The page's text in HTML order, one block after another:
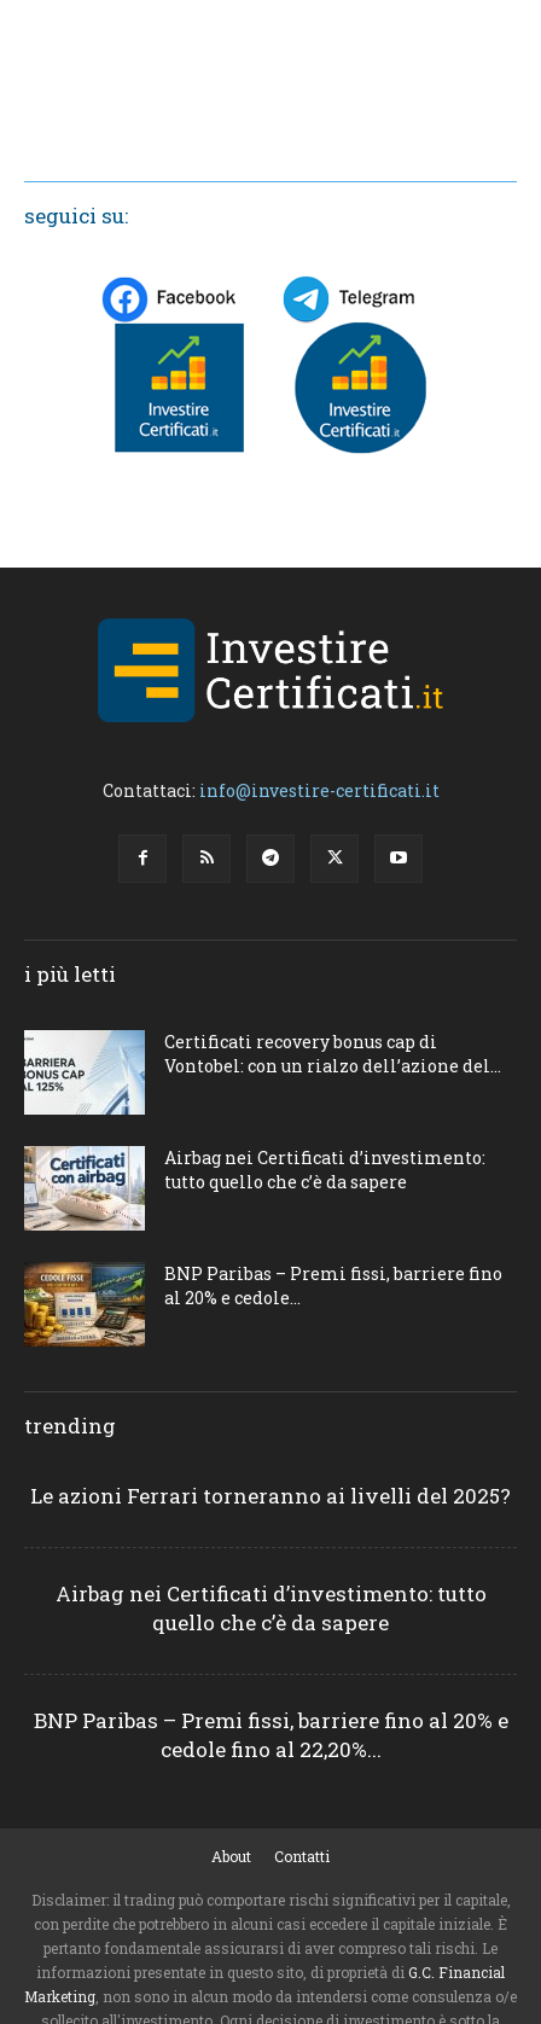
seguici su:
Contattaci: info@investire-certificati.it
i più letti
Certificati recovery bonus cap di
Vontobel: con un rialzo dell’azione del...
Airbag nei Certificati d’investimento:
tutto quello che c’è da sapere
BNP Paribas – Premi fissi, barriere fino
al 20% e cedole...
trending
Le azioni Ferrari torneranno ai livelli del 2025?
Airbag nei Certificati d’investimento: tutto
quello che c’è da sapere
BNP Paribas – Premi fissi, barriere fino al 20% e
cedole fino al 22,20%...
About Contatti
Disclaimer: il trading può comportare rischi significativi per il capitale,
con perdite che potrebbero in alcuni casi eccedere il capitale iniziale. È
pertanto fondamentale assicurarsi di aver compreso tali rischi. Le
informazioni presentate in questo sito, di proprietà diG.C. Financial
Marketing, non sono in alcun modo da intendersi come consulenza o/e